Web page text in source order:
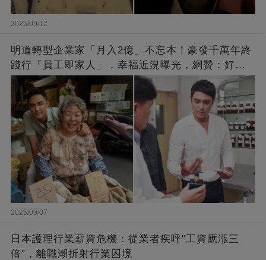
2025/09/12
明道轉型企業家「月入2億」不忘本！豪發千萬年終
踐行「員工即家人」，幸福近況曝光，網贊：好老
闆的福報
2025/09/07
日本護理行業薪資危機：從業者疾呼"工資應漲三
倍"，離職潮折射行業困境